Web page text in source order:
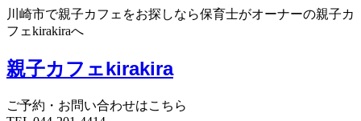
川崎市で親子カフェをお探しなら保育士がオーナーの親子カ
フェkirakiraへ
親子カフェkirakira
ご予約・お問い合わせはこちら